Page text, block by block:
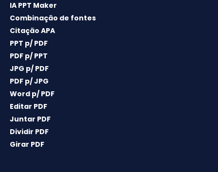
IA PPT Maker
Combinação de fontes
Citação APA
PPT p/ PDF
PDF p/ PPT
JPG p/ PDF
PDF p/ JPG
Word p/ PDF
Editar PDF
Juntar PDF
Dividir PDF
Girar PDF